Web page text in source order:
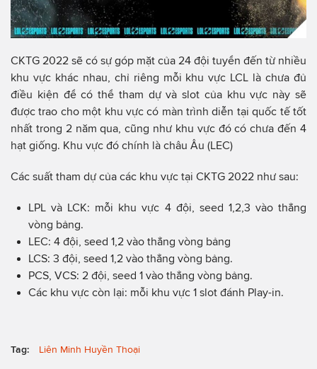
CKTG 2022 sẽ có sự góp mặt của 24 đội tuyển đến từ nhiều
khu vực khác nhau, chỉ riêng mỗi khu vực LCL là chưa đủ
điều kiện để có thể tham dự và slot của khu vực này sẽ
được trao cho một khu vực có màn trình diễn tại quốc tế tốt
nhất trong 2 năm qua, cũng như khu vực đó có chưa đến 4
hạt giống. Khu vực đó chính là châu Âu (LEC)
Các suất tham dự của các khu vực tại CKTG 2022 như sau:
LPL và LCK: mỗi khu vực 4 đội, seed 1,2,3 vào thẳng
vòng bảng.
LEC: 4 đội, seed 1,2 vào thẳng vòng bảng
LCS: 3 đội, seed 1,2 vào thẳng vòng bảng.
PCS, VCS: 2 đội, seed 1 vào thẳng vòng bảng.
Các khu vực còn lại: mỗi khu vực 1 slot đánh Play-in.
Tag: Liên Minh Huyền Thoại